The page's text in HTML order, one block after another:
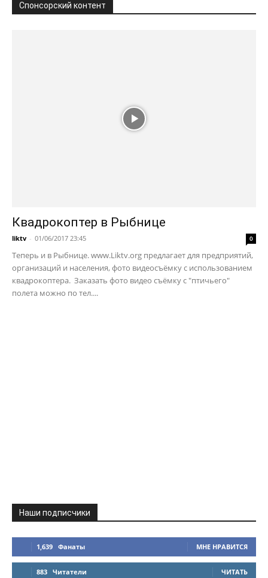
Спонсорский контент
Квадрокоптер в Рыбнице
liktv - 01/06/2017 23:45 0
Теперь и в Рыбнице. www.Liktv.org предлагает для предприятий,
организаций и населения, фото видеосъёмку с использованием
квадрокоптера. Заказать фото видео съёмку с "птичьего"
полета можно по тел....
Наши подписчики
1,639 Фанаты МНЕ НРАВИТСЯ
883 Читатели ЧИТАТЬ